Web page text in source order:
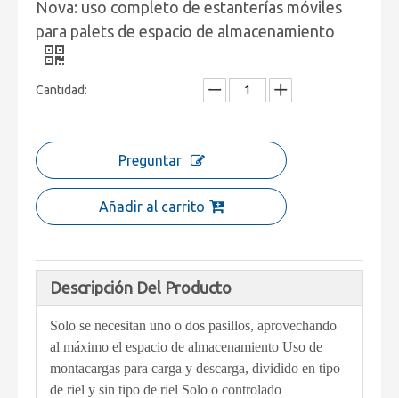
Nova: uso completo de estanterías móviles
para palets de espacio de almacenamiento
Cantidad:
Preguntar
Añadir al carrito
Descripción Del Producto
Solo se necesitan uno o dos pasillos, aprovechando
al máximo el espacio de almacenamiento Uso de
montacargas para carga y descarga, dividido en tipo
de riel y sin tipo de riel Solo o controlado